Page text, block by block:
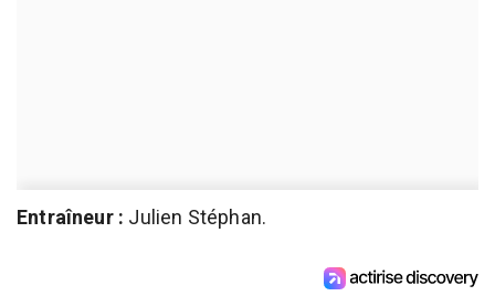
Entraîneur : Julien Stéphan.